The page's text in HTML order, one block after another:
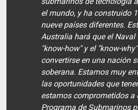
el mundo, y ha construido
nueve países diferentes.
Australia hará que el Naval
"know-how" y el "know-
convertirse en una nación
soberana. Estamos muy
las oportunidades que
estamos comprometidos a
Programa de Submarinos